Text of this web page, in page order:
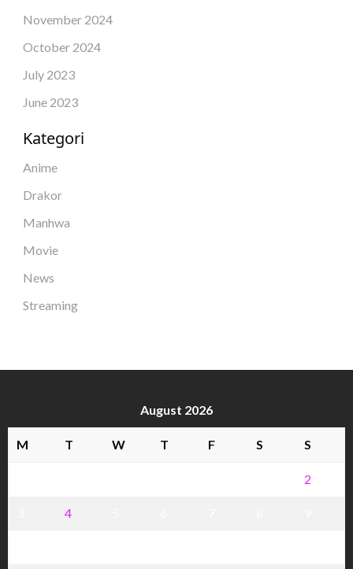
November 2024
October 2024
July 2023
June 2023
Kategori
Anime
Drakor
Manhwa
Movie
News
Streaming
August 2026
M T W T F S S
2
4